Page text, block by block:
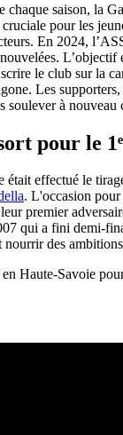
chaque saison, la
pour les
En 2024,
le club sur la
Les
soulever à nouveau
pour le
était effectué le
. L'occasion
premier
qui a fini demi-
des
Haute-Savoie